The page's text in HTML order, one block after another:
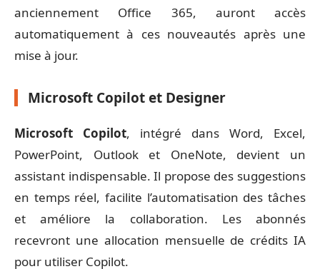
anciennement Office 365, auront accès
automatiquement à ces nouveautés après une
mise à jour.
Microsoft Copilot et Designer
Microsoft Copilot, intégré dans Word, Excel,
PowerPoint, Outlook et OneNote, devient un
assistant indispensable. Il propose des suggestions
en temps réel, facilite l’automatisation des tâches
et améliore la collaboration. Les abonnés
recevront une allocation mensuelle de crédits IA
pour utiliser Copilot.